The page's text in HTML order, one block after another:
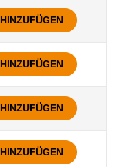
HINZUFÜGEN
HINZUFÜGEN
HINZUFÜGEN
HINZUFÜGEN